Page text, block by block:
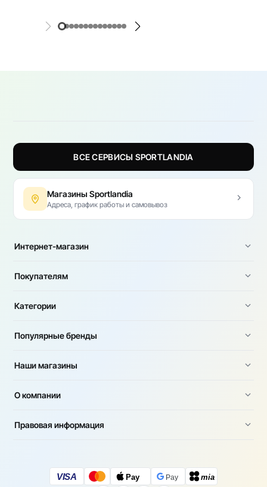
ВСЕ СЕРВИСЫ SPORTLANDIA
Магазины Sportlandia
Адреса, график работы и самовывоз
Интернет-магазин
Покупателям
Категории
Популярные бренды
Наши магазины
О компании
Правовая информация
VISA Pay Pay mia